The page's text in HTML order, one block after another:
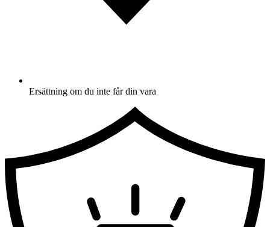
Ersättning om du inte får din vara